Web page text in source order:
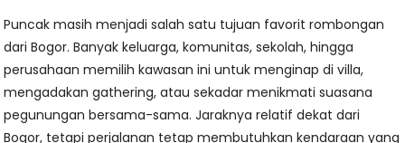
Puncak masih menjadi salah satu tujuan favorit rombongan
dari Bogor. Banyak keluarga, komunitas, sekolah, hingga
perusahaan memilih kawasan ini untuk menginap di villa,
mengadakan gathering, atau sekadar menikmati suasana
pegunungan bersama-sama. Jaraknya relatif dekat dari
Bogor, tetapi perjalanan tetap membutuhkan kendaraan yang